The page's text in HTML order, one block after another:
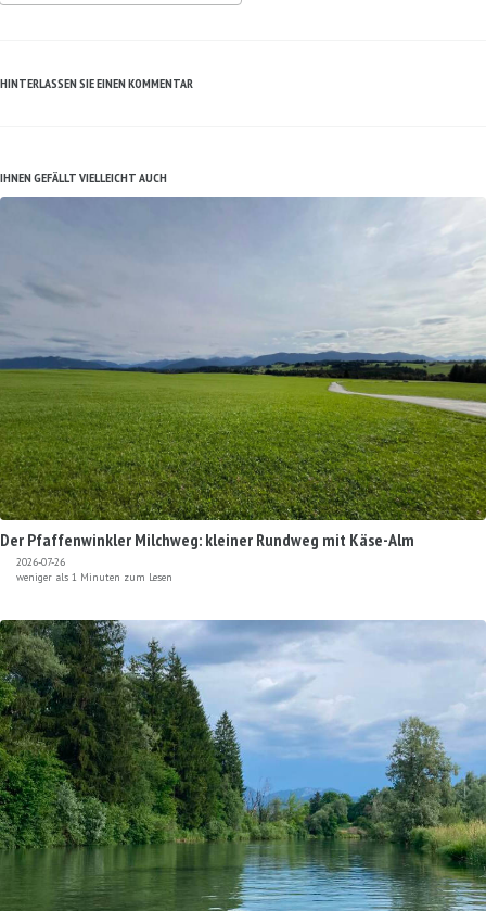
HINTERLASSEN SIE EINEN KOMMENTAR
IHNEN GEFÄLLT VIELLEICHT AUCH
Der Pfaffenwinkler Milchweg: kleiner Rundweg mit Käse-Alm
2026-07-26
weniger als 1 Minuten zum Lesen